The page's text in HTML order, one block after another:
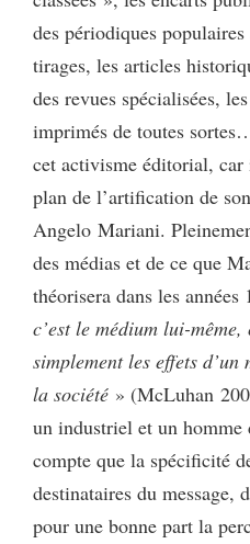
des périodiques
tirages, les articles
des revues spécialisées,
imprimés de toutes
cet activisme éditorial,
plan de l’artification de
Angelo Mariani.
des médias et de ce que
théorisera dans les années
c’est le médium lui-
simplement les effets
la société » (McLuhan
un industriel et un homme
compte que la spécificité
destinataires du message,
pour une bonne part la